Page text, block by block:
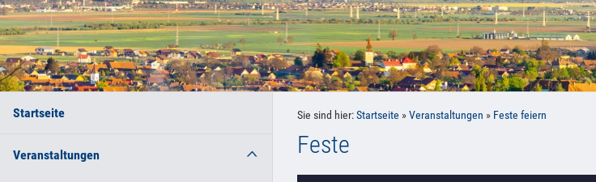
Startseite
Veranstaltungen
Sie sind hier:Startseite »Veranstaltungen » Feste feiern
Feste